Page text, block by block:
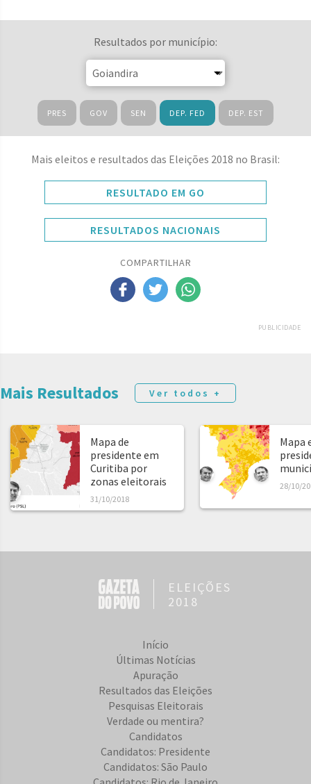
Resultados por município:
PRES GOV SEN DEP. FED DEP. EST
Mais eleitos e resultados das Eleições 2018 no Brasil:
RESULTADO EM GO
RESULTADOS NACIONAIS
COMPARTILHAR
PUBLICIDADE
Mais Resultados Ver todos +
Mapa de
presidente em
Curitiba por
zonas eleitorais
31/10/2018
Mapa
28/10/
ELEIÇÕES
2018
Início
Últimas Notícias
Apuração
Resultados das Eleições
Pesquisas Eleitorais
Verdade ou mentira?
Candidatos
Candidatos: Presidente
Candidatos: São Paulo